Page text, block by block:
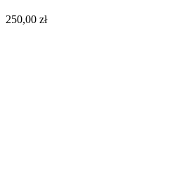
250,00 zł